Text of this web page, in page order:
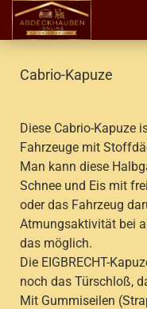
Cabrio-Kapuze
Diese Cabrio-Kapuze
Fahrzeuge mit
Man kann diese
Schnee und Eis mit
oder das Fahrzeug
Atmungsaktivität bei
das möglich.
Die EIGBRECHT-
noch das Türschloß,
Mit Gummiseilen